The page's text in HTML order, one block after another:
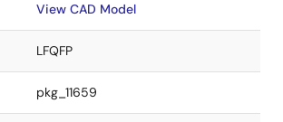
View CAD Model
LFQFP
pkg_11659